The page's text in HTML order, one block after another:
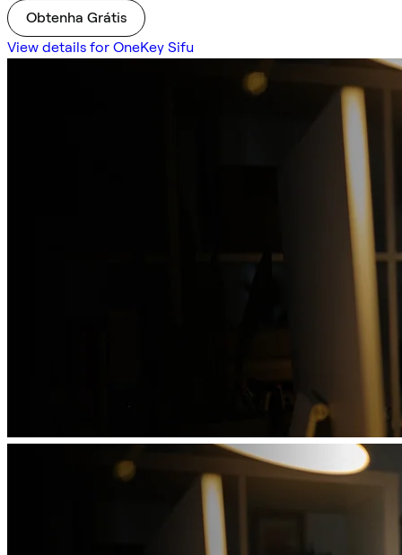
Obtenha Grátis
View details for OneKey Sifu